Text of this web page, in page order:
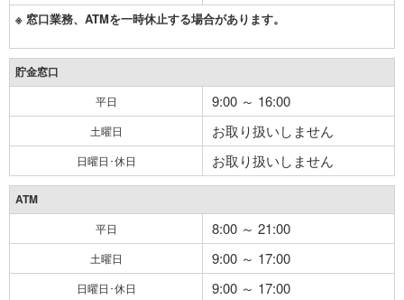
※ 窓口業務、ATMを一時休止する場合があります。
貯金窓口
平日 9:00 ～ 16:00
土曜日 お取り扱いしません
日曜日･休日 お取り扱いしません
ATM
平日 8:00 ～ 21:00
土曜日 9:00 ～ 17:00
日曜日･休日 9:00 ～ 17:00